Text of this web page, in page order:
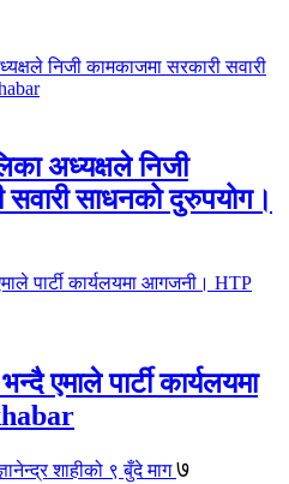
अध्यक्षले निजी
सवारी साधनको दुरुपयोग।
एमाले पार्टी कार्यलयमा
७